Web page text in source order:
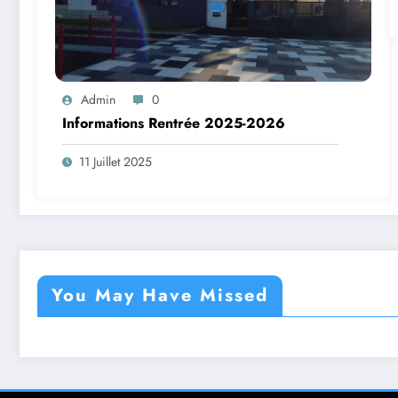
Admin 0
Informations Rentrée 2025-2026
11 Juillet 2025
You May Have Missed